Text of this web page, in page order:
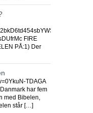
FIRE
PÅ:1) Der
TDAGA
har fem
med Bibelen,
står […]